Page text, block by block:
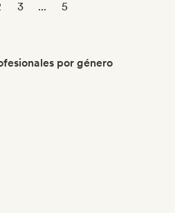
3 ... 5
por género